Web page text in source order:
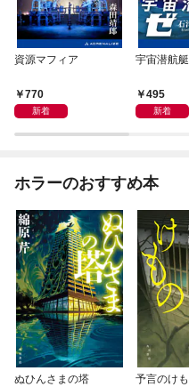
資源マフィア
770
新着
宇宙潜航
495
新着
ホラーのおすすめ本
ぬひんさまの塔 予言のけ